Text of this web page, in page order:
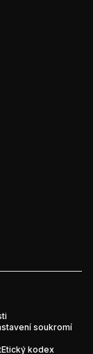
soukromí
Etický kodex